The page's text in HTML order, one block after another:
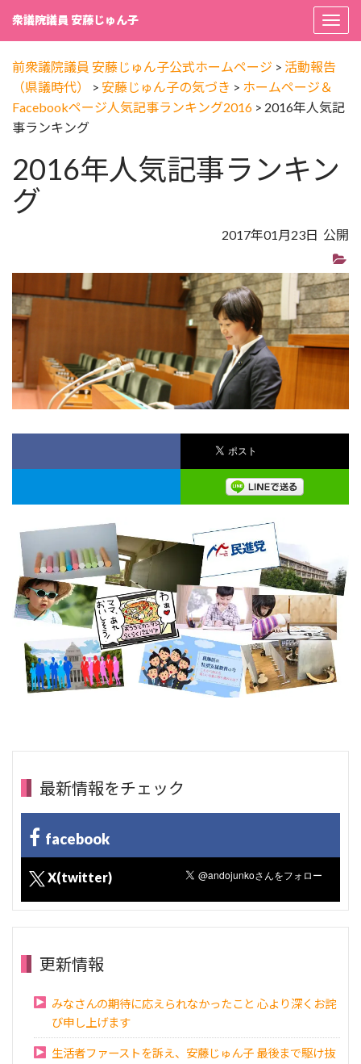
衆議院議員 安藤じゅん子
前衆議院議員 安藤じゅん子公式ホームページ > 活動報告
（県議時代）
> 安藤じゅん子の気づき > ホームページ＆
Facebookページ人気記事ランキング2016 > 2016年人気記
事ランキング
2016年人気記事ランキン
グ
2017年01月23日 公開
最新情報をチェック
facebook
X(twitter)
更新情報
みなさんの期待に応えられなかったこと 心より深くお詫
び申し上げます
生活者ファーストを訴え、安藤じゅん子 最後まで駆け抜